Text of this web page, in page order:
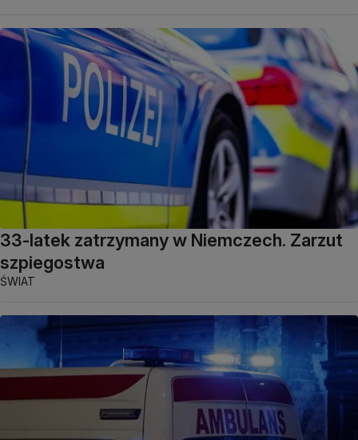
33-latek zatrzymany w Niemczech. Zarzut
szpiegostwa
ŚWIAT